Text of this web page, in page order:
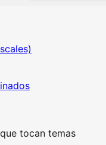
tocan temas